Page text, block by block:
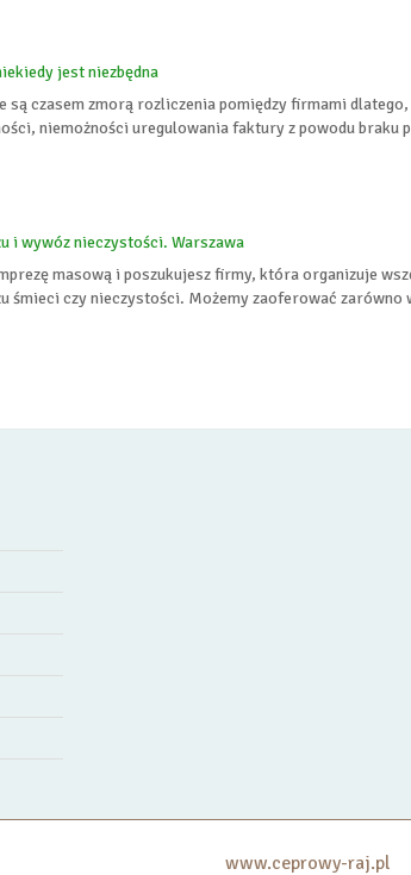
jest niezbędna
są czasem zmorą rozliczenia pomiędzy firmami
niemożności uregulowania faktury z powodu braku
i wywóz nieczystości. Warszawa
masową i poszukujesz firmy, która organizuje
śmieci czy nieczystości. Możemy zaoferować
www.ceprowy-raj.pl